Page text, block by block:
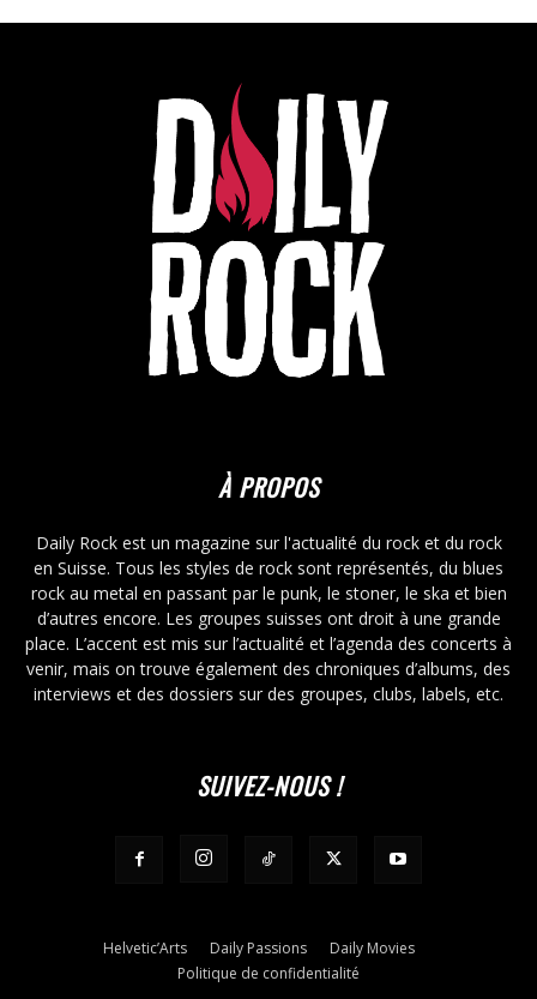
À PROPOS
Daily Rock est un magazine sur l'actualité du rock et du rock
en Suisse. Tous les styles de rock sont représentés, du blues
rock au metal en passant par le punk, le stoner, le ska et bien
d’autres encore. Les groupes suisses ont droit à une grande
place. L’accent est mis sur l’actualité et l’agenda des concerts à
venir, mais on trouve également des chroniques d’albums, des
interviews et des dossiers sur des groupes, clubs, labels, etc.
SUIVEZ-NOUS !
Helvetic’Arts Daily Passions
Daily Movies
Politique de confidentialité